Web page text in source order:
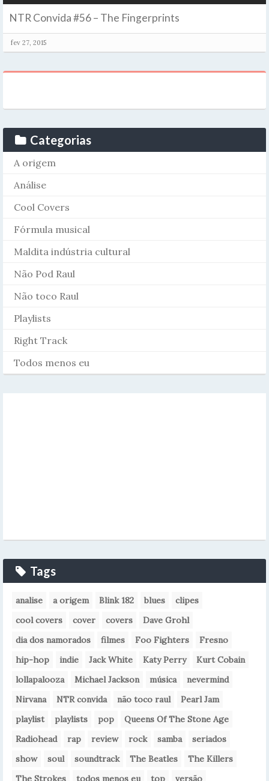
NTR Convida #56 – The Fingerprints
fev 27, 2015
Categorias
A origem
Análise
Cool Covers
Fórmula musical
Maldita indústria cultural
Não Pod Raul
Não toco Raul
Playlists
Right Track
Todos menos eu
Tags
analise a origem Blink 182 blues
clipes
cool covers
cover covers
Dave Grohl
dia dos namorados
filmes Foo Fighters
Fresno
hip-hop
indie Jack White Katy Perry
Kurt Cobain
lollapalooza
Michael Jackson música
nevermind
Nirvana
NTR convida não toco raul
Pearl Jam
playlist
playlists pop
Queens Of The Stone Age
Radiohead
rap review rock samba
seriados
show
soul soundtrack The Beatles
The Killers